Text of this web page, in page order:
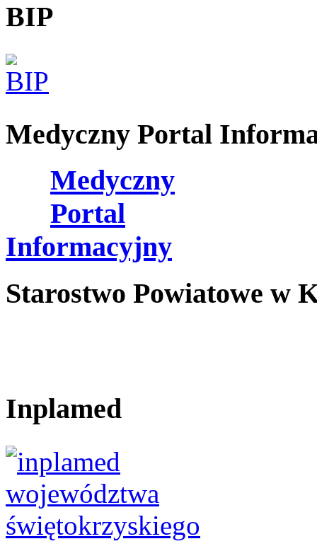
BIP
Medyczny Portal
Medyczny
Portal
Informacyjny
Starostwo Powiatowe w
Inplamed